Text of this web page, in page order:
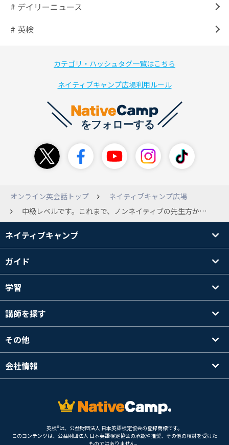
# デイリーニュース
# 英検
カテゴリ・ハッシュタグ一覧はこちら
ネイティブキャンプ広場利用ルール
オンライン英会話トップ
ネイティブキャンプ広場
中級レベルです。これまで、ノンネイティブの先生方からしかレッスンを受けたことがありませんでしたが、1ヶ月前からネイティブの先生のレッスンを受け始めました。最初は英語上級者でもなし、ノンネイティブから格安にレッスンを受けまくった方が、コスパがいいだろう と思っていました。いざ、ネイティブのレッスンを受けてみると、レッスンの密度が全く違うことに気がつきました。指摘も多いし、表現が豊かで非常に勉強になります。早くとっておけばよかったと思います。ネイティブ受け放題もきになります。
ネイティブキャンプ
ガイド
学習
講師を探す
その他
会社情報
英検®は、公益財団法人 日本英語検定協会の登録商標です。
このコンテンツは、公益財団法人 日本英語検定協会の承認や推奨、その他の検討を受けた
ものではありません。